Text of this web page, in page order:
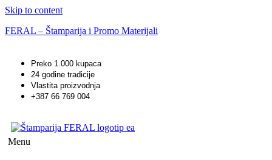
Skip to content
FERAL – Štamparija i Promo Materijali
Preko 1.000 kupaca
24 godine tradicije
Vlastita proizvodnja
+387 66 769 004
Menu